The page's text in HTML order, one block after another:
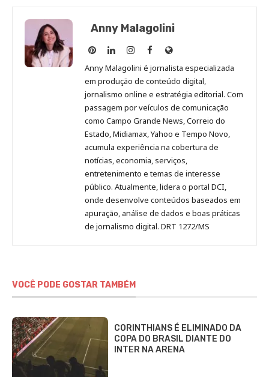
Anny Malagolini
Anny
Malagolini
no
Pinterest
Anny
Malagolini
no
LinkedIn
Anny
Malagolini
no
Instagram
Anny
Malagolini
no
Facebook
Site
de
Anny
Malagolini
Anny Malagolini é jornalista especializada
em produção de conteúdo digital,
jornalismo online e estratégia editorial. Com
passagem por veículos de comunicação
como Campo Grande News, Correio do
Estado, Midiamax, Yahoo e Tempo Novo,
acumula experiência na cobertura de
notícias, economia, serviços,
entretenimento e temas de interesse
público. Atualmente, lidera o portal DCI,
onde desenvolve conteúdos baseados em
apuração, análise de dados e boas práticas
de jornalismo digital. DRT 1272/MS
VOCÊ PODE GOSTAR TAMBÉM
CORINTHIANS É ELIMINADO DA
COPA DO BRASIL DIANTE DO
INTER NA ARENA